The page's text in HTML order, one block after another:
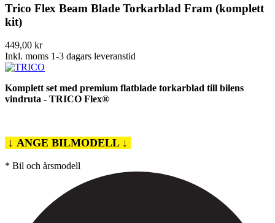
Trico Flex Beam Blade Torkarblad Fram (komplett
kit)
449,00 kr
Inkl. moms 1-3 dagars leveranstid
Komplett set med premium flatblade torkarblad till bilens
vindruta - TRICO Flex®
↓ ANGE BILMODELL ↓
* Bil och årsmodell